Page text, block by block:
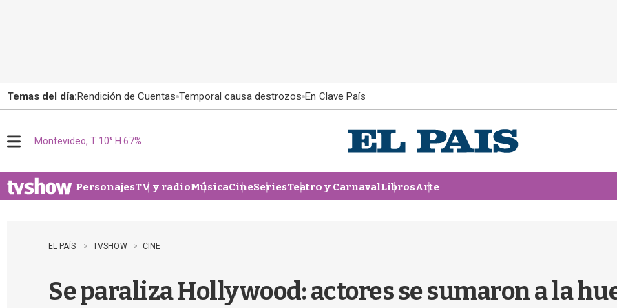
Temas del día:Rendición de Cuentas Temporal causa destrozos En Clave País
u
Montevideo, T 10° H 67%
PersonajesTV y radioMúsicaCineSeriesTeatro y CarnavalLibrosArte
EL PAÍS TVSHOW CINE
Se paraliza Hollywood: actores se sumaron a la